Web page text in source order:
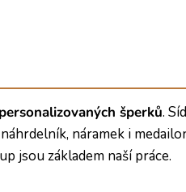
personalizovaných šperků.
náramek i
jsou základem naší práce.